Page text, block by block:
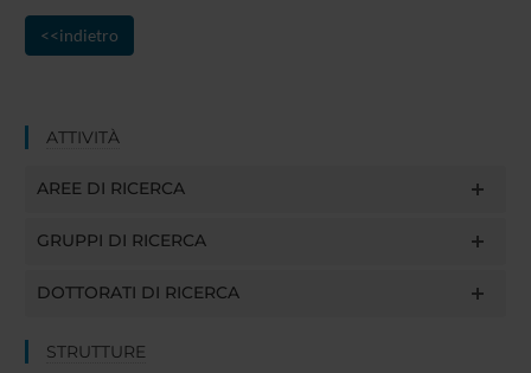
<<indietro
ATTIVITÀ
AREE DI RICERCA
GRUPPI DI RICERCA
DOTTORATI DI RICERCA
STRUTTURE